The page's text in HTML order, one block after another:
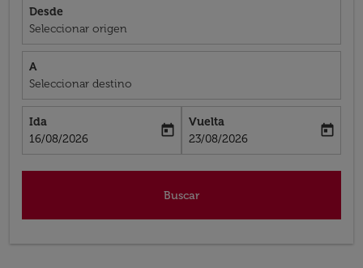
Desde
Seleccionar origen
A
Seleccionar destino
Ida
fc-booking-departure-date-aria-label
16/08/2026
today
Vuelta
fc-booking-return-date-aria-label
23/08/2026
today
Buscar